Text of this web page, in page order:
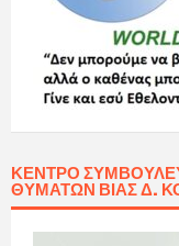
ΚΈΝΤΡΟ
ΘΥΜΆΤΩΝ ΒΊΑΣ Δ.